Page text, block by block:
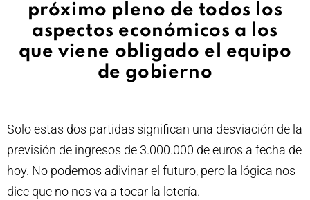
próximo pleno de todos los
aspectos económicos a los
que viene obligado el equipo
de gobierno
Solo estas dos partidas significan una desviación de la
previsión de ingresos de 3.000.000 de euros a fecha de
hoy. No podemos adivinar el futuro, pero la lógica nos
dice que no nos va a tocar la lotería.